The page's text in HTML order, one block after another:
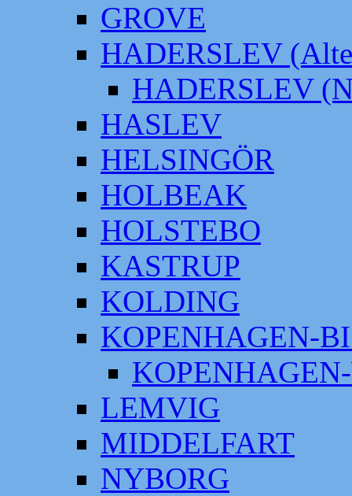
GROVE
HADERSLEV
HADERSLEV
HASLEV
HELSINGÖR
HOLBEAK
HOLSTEBO
KASTRUP
KOLDING
KOPENHAGEN-
LEMVIG
MIDDELFART
NYBORG